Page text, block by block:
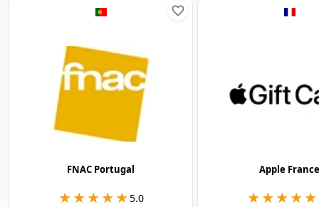
FNAC Portugal
★★★★★
★★★★★5.0
Apple France
★★★★★
★★★★★